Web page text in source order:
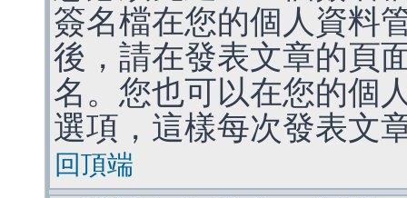
簽名檔在您的個人資料
後，請在發表文章的頁
名。您也可以在您的個
選項，這樣每次發表文
回頂端